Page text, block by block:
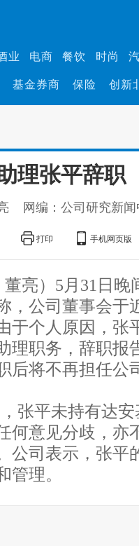
业 电商 餐饮 时尚
基金券商 保险 创新
理张平辞职
网编：公司研究新
打印 手机网页版
董亮）5月31日
，公司董事会于
于个人原因，张
理职务，辞职报
后将不再担任公
张平未持有达
何意见分歧，亦
公司表示，张平
管理。